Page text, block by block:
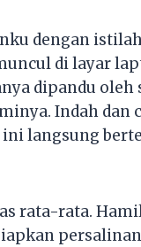
dengan
di layar
dipandu oleh
Indah
langsung
rata-rata.